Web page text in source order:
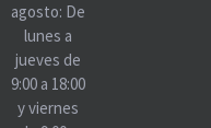
agosto: De
lunes a
jueves de
9:00 a 18:00
y viernes